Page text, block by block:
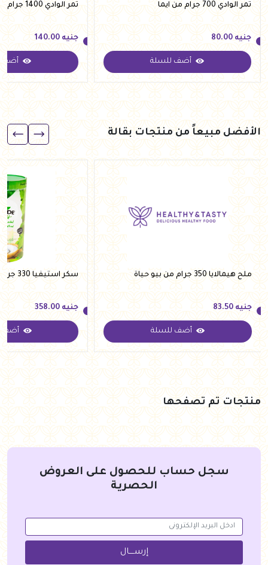
تمر الوادي 700 جرام من ايما
جنيه
جنيه 80.00
أضف للسلة
تمر الوادي 1400 جرام من ايما
جنيه
جنيه 140.00
أضف
الأفضل مبيعاً من منتجات بقالة
ملح هيمالايا 350 جرام من بيو حياة
جنيه
جنيه 83.50
أضف للسلة
سكر استيفيا 330 جرام من فيردي
جنيه
جنيه 358.00
أضف
منتجات تم تصفحها
سجل حساب للحصول على العروض
الحصرية
إرســــال